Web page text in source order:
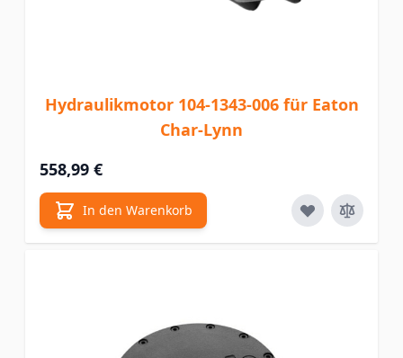
Hydraulikmotor 104-1343-006 für Eaton
Char-Lynn
558,99 €
In den Warenkorb